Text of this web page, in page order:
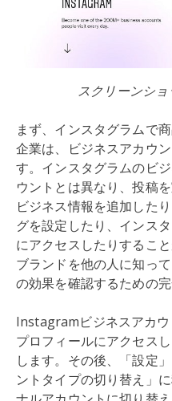
スクリーンシ
まず、インスタグラムで
企業は、ビジネスアカウ
す。インスタグラムのビ
ウントとは異なり、投稿
ビジネス情報を追加した
グを設定したり、インス
にアクセスしたりするこ
ブランドを他の人に知っ
の効果を確認するための完
Instagramビジネスアカ
プロフィールにアクセス
します。その後、「設定
ントタイプの切り替え」